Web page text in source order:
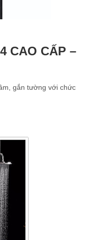
CAO CẤP –
gắn tường với chức